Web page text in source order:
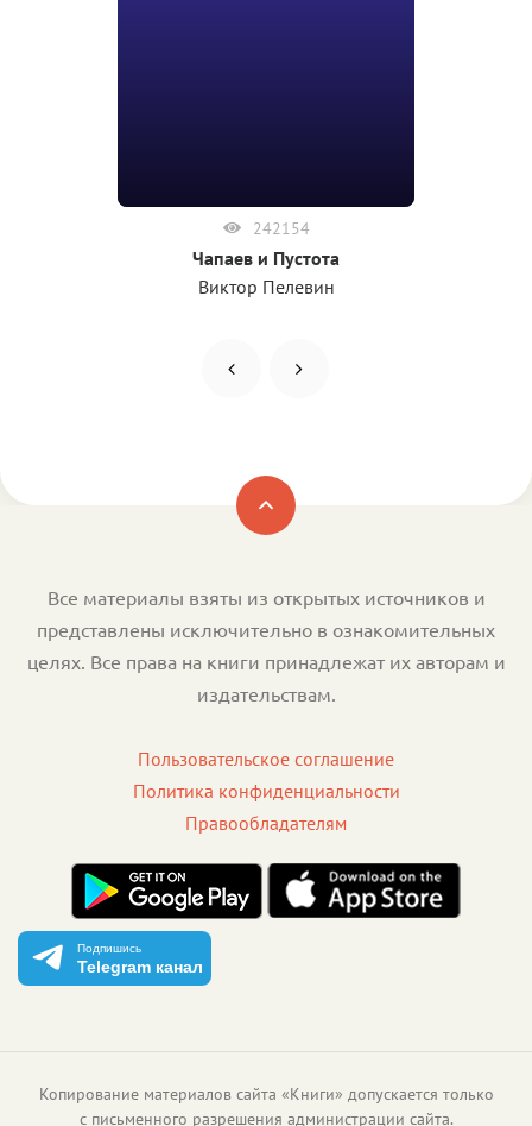
242154
Чапаев и Пустота
Виктор Пелевин
Все материалы взяты из открытых источников и
представлены исключительно в ознакомительных
целях. Все права на книги принадлежат их авторам и
издательствам.
Пользовательское соглашение
Политика конфиденциальности
Правообладателям
Подпишись
Telegram канал
Копирование материалов сайта «Книги» допускается только
с письменного разрешения администрации сайта.